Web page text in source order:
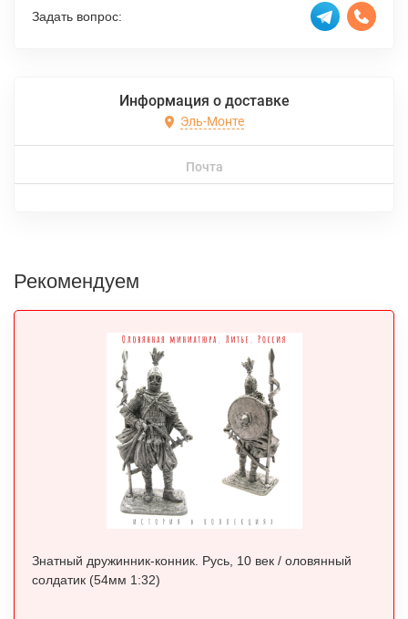
Задать вопрос:
Информация о доставке
Эль-Монте
Почта
Рекомендуем
Знатный дружинник-конник. Русь, 10 век / оловянный
солдатик (54мм 1:32)